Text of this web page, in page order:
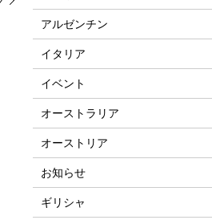
アルゼンチン
イタリア
イベント
オーストラリア
オーストリア
お知らせ
ギリシャ